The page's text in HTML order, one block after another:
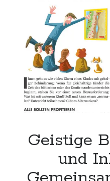
Geistige
und